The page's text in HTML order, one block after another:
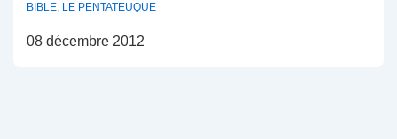
BIBLE, LE PENTATEUQUE
08 décembre 2012